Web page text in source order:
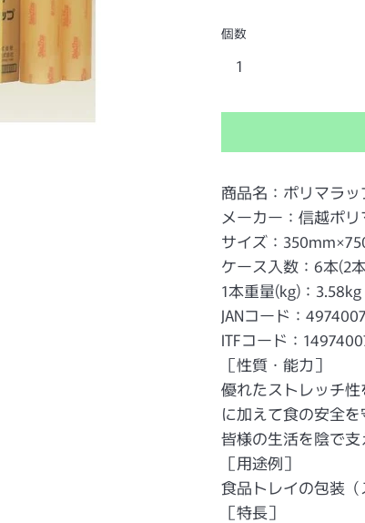
個数
商品名：ポリマラ
メーカー：信越ポリ
サイズ：
ケース入数：6本(2
1本重量(kg)：3.58kg
JANコード：
ITFコード：
［性質・能力］
優れたストレッチ
に加えて食の安全を
皆様の生活を陰で支
［用途例］
食品トレイの包装（
［特長］